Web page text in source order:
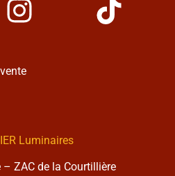
Luminaires
ZAC de la Courtillière